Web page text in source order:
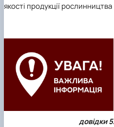
якості продукції рослинництва
довідки